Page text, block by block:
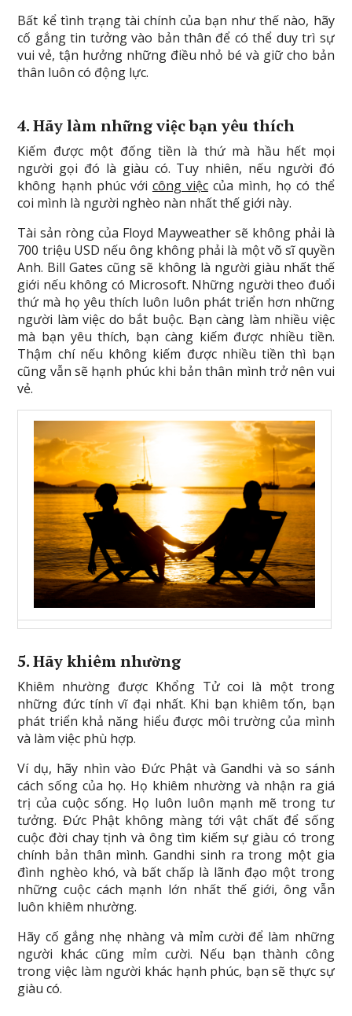
Bất kể tình trạng tài chính của bạn như thế nào, hãy
cố gắng tin tưởng vào bản thân để có thể duy trì sự
vui vẻ, tận hưởng những điều nhỏ bé và giữ cho bản
thân luôn có động lực.
4. Hãy làm nhữngviệc bạn yêu thích
Kiếm được một đống tiền là thứ mà hầu hết mọi
người gọi đó là giàu có. Tuy nhiên, nếu người đó
không hạnh phúc với công việc của mình, họ có thể
coi mình là người nghèo nàn nhất thế giới này.
Tài sản ròng của Floyd Mayweather sẽ không phải là
700 triệu USD nếu ông không phải là một võ sĩ quyền
Anh. Bill Gates cũng sẽ không là người giàu nhất thế
giới nếu không có Microsoft. Những người theo đuổi
thứ mà họ yêu thích luôn luôn phát triển hơn những
người làm việc do bắt buộc. Bạn càng làm nhiều việc
mà bạn yêu thích, bạn càng kiếm được nhiều tiền.
Thậm chí nếu không kiếm được nhiều tiền thì bạn
cũng vẫn sẽ hạnh phúc khi bản thân mình trở nên vui
vẻ.
5. Hãy khiêm nhường
Khiêm nhường được Khổng Tử coi là một trong
những đức tính vĩ đại nhất. Khi bạn khiêm tốn, bạn
phát triển khả năng hiểu được môi trường của mình
và làm việc phù hợp.
Ví dụ, hãy nhìn vào Đức Phật và Gandhi và so sánh
cách sống của họ. Họ khiêm nhường và nhận ra giá
trị của cuộc sống. Họ luôn luôn mạnh mẽ trong tư
tưởng. Đức Phật không màng tới vật chất để sống
cuộc đời chay tịnh và ông tìm kiếm sự giàu có trong
chính bản thân mình. Gandhi sinh ra trong một gia
đình nghèo khó, và bất chấp là lãnh đạo một trong
những cuộc cách mạnh lớn nhất thế giới, ông vẫn
luôn khiêm nhường.
Hãy cố gắng nhẹ nhàng và mỉm cười để làm những
người khác cũng mỉm cười. Nếu bạn thành công
trong việc làm người khác hạnh phúc, bạn sẽ thực sự
giàu có.